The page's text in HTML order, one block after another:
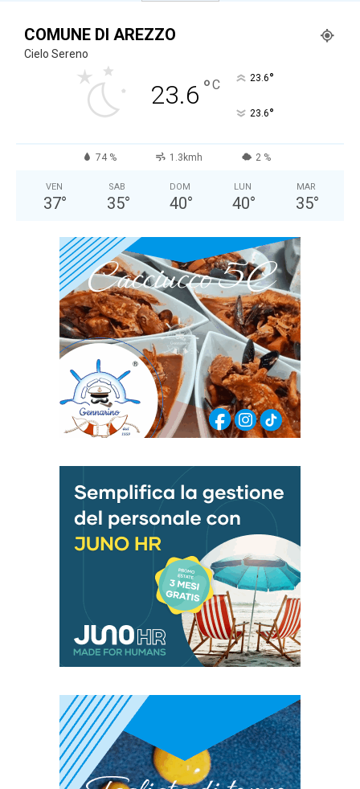
COMUNE DI AREZZO
Cielo Sereno
23.6 °C 23.6°
23.6°
74 % 1.3kmh 2 %
VEN
37°
SAB
35°
DOM
40°
LUN
40°
MAR
35°